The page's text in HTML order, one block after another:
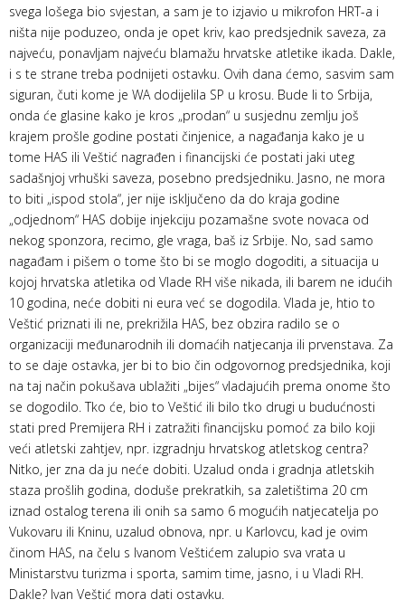
svega lošega bio svjestan, a sam je to izjavio u mikrofon HRT-a i
ništa nije poduzeo, onda je opet kriv, kao predsjednik saveza, za
najveću, ponavljam najveću blamažu hrvatske atletike ikada. Dakle,
i s te strane treba podnijeti ostavku. Ovih dana ćemo, sasvim sam
siguran, čuti kome je WA dodijelila SP u krosu. Bude li to Srbija,
onda će glasine kako je kros „prodan“ u susjednu zemlju još
krajem prošle godine postati činjenice, a nagađanja kako je u
tome HAS ili Veštić nagrađen i financijski će postati jaki uteg
sadašnjoj vrhuški saveza, posebno predsjedniku. Jasno, ne mora
to biti „ispod stola“, jer nije isključeno da do kraja godine
„odjednom“ HAS dobije injekciju pozamašne svote novaca od
nekog sponzora, recimo, gle vraga, baš iz Srbije. No, sad samo
nagađam i pišem o tome što bi se moglo dogoditi, a situacija u
kojoj hrvatska atletika od Vlade RH više nikada, ili barem ne idućih
10 godina, neće dobiti ni eura već se dogodila. Vlada je, htio to
Veštić priznati ili ne, prekrižila HAS, bez obzira radilo se o
organizaciji međunarodnih ili domaćih natjecanja ili prvenstava. Za
to se daje ostavka, jer bi to bio čin odgovornog predsjednika, koji
na taj način pokušava ublažiti „bijes“ vladajućih prema onome što
se dogodilo. Tko će, bio to Veštić ili bilo tko drugi u budućnosti
stati pred Premijera RH i zatražiti financijsku pomoć za bilo koji
veći atletski zahtjev, npr. izgradnju hrvatskog atletskog centra?
Nitko, jer zna da ju neće dobiti. Uzalud onda i gradnja atletskih
staza prošlih godina, doduše prekratkih, sa zaletištima 20 cm
iznad ostalog terena ili onih sa samo 6 mogućih natjecatelja po
Vukovaru ili Kninu, uzalud obnova, npr. u Karlovcu, kad je ovim
činom HAS, na čelu s Ivanom Veštićem zalupio sva vrata u
Ministarstvu turizma i sporta, samim time, jasno, i u Vladi RH.
Dakle? Ivan Veštić mora dati ostavku.